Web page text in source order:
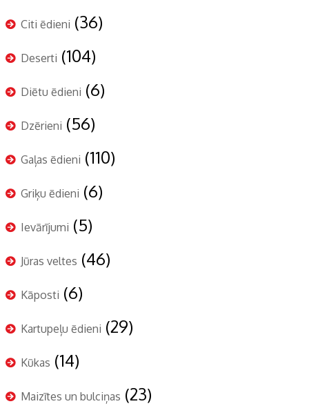
Citi ēdieni (36)
Deserti (104)
Diētu ēdieni (6)
Dzērieni (56)
Gaļas ēdieni (110)
Griķu ēdieni (6)
Ievārījumi (5)
Jūras veltes (46)
Kāposti (6)
Kartupeļu ēdieni (29)
Kūkas (14)
Maizītes un bulciņas (23)